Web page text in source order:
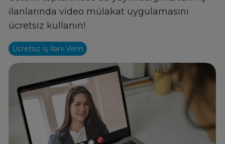
ilanlarında video mülakat uygulamasını
ücretsiz kullanın!
Ücretsiz İş İlanı Verin